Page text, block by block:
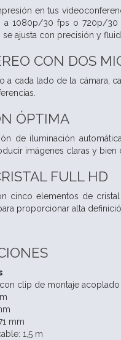
en tus
a 1080p/30 fps o 720p/30
ajusta con precisión y
CON DOS
a cada lado de la cámara,
ÓPTIMA
de iluminación
imágenes claras y
FULL HD
cinco elementos de
proporcionar alta
clip de montaje acoplado
mm
1,5 m